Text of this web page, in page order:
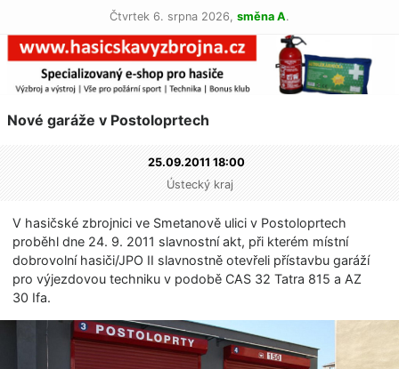
Čtvrtek 6. srpna 2026, směna A.
Nové garáže v Postoloprtech
25.09.2011 18:00
Ústecký kraj
V hasičské zbrojnici ve Smetanově ulici v Postoloprtech
proběhl dne 24. 9. 2011 slavnostní akt, při kterém místní
dobrovolní hasiči/JPO II slavnostně otevřeli přístavbu garáží
pro výjezdovou techniku v podobě CAS 32 Tatra 815 a AZ
30 Ifa.